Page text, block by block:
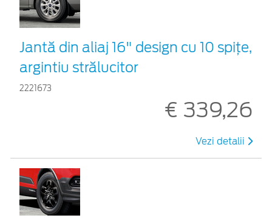
Jantă din aliaj 16" design cu 10 spițe,
argintiu strălucitor
2221673
€ 339,26
Vezi detalii